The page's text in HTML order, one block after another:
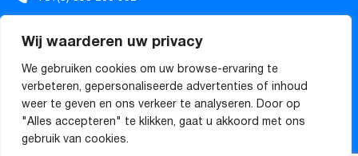
Wij waarderen uw privacy
We gebruiken cookies om uw browse-ervaring te
verbeteren, gepersonaliseerde advertenties of inhoud
weer te geven en ons verkeer te analyseren. Door op
"Alles accepteren" te klikken, gaat u akkoord met ons
gebruik van cookies.
© Copyright 2026
Algemene voorwaarden